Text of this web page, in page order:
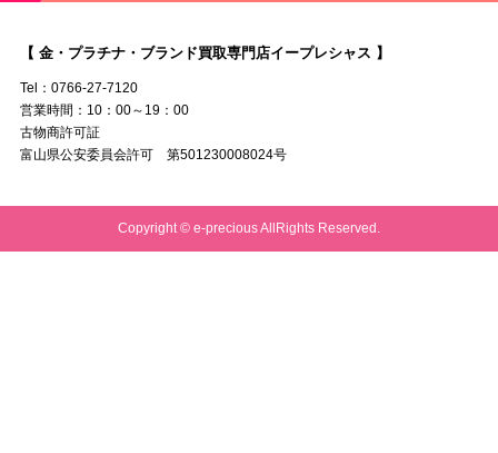
【 金・プラチナ・ブランド買取専門店イープレシャス 】
Tel：0766-27-7120
営業時間：10：00～19：00
古物商許可証
富山県公安委員会許可 第501230008024号
Copyright © e-precious AllRights Reserved.